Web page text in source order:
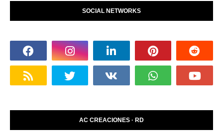
SOCIAL NETWORKS
AC CREACIONES · RD